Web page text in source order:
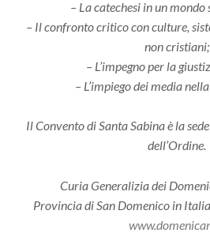
– La catechesi in un
– Il confronto critico con culture,
non cristiani;
– L’impegno per la
– L’impiego dei media
Il Convento di Santa Sabina è la
dell’Ordine.
Curia Generalizia dei
Provincia di San Domenico in